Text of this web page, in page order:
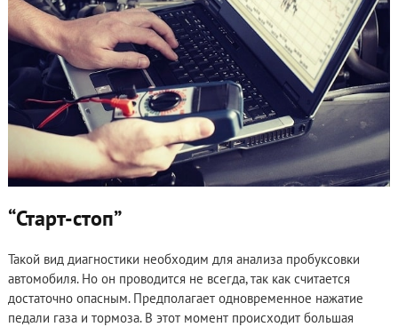
“Старт-стоп”
Такой вид диагностики необходим для анализа пробуксовки
автомобиля. Но он проводится не всегда, так как считается
достаточно опасным. Предполагает одновременное нажатие
педали газа и тормоза. В этот момент происходит большая